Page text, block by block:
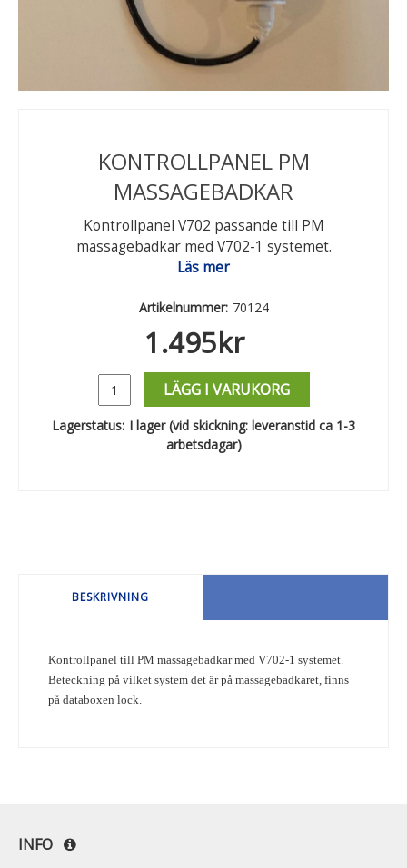
KONTROLLPANEL PM
MASSAGEBADKAR
Kontrollpanel V702 passande till PM
massagebadkar med V702-1 systemet.
Läs mer
Artikelnummer: 70124
1.495kr
LÄGG I VARUKORG
Lagerstatus: I lager (vid skickning: leveranstid ca 1-3
arbetsdagar)
BESKRIVNING
Kontrollpanel till PM massagebadkar med V702-1 systemet.
Beteckning på vilket system det är på massagebadkaret, finns
på databoxen lock.
INFO